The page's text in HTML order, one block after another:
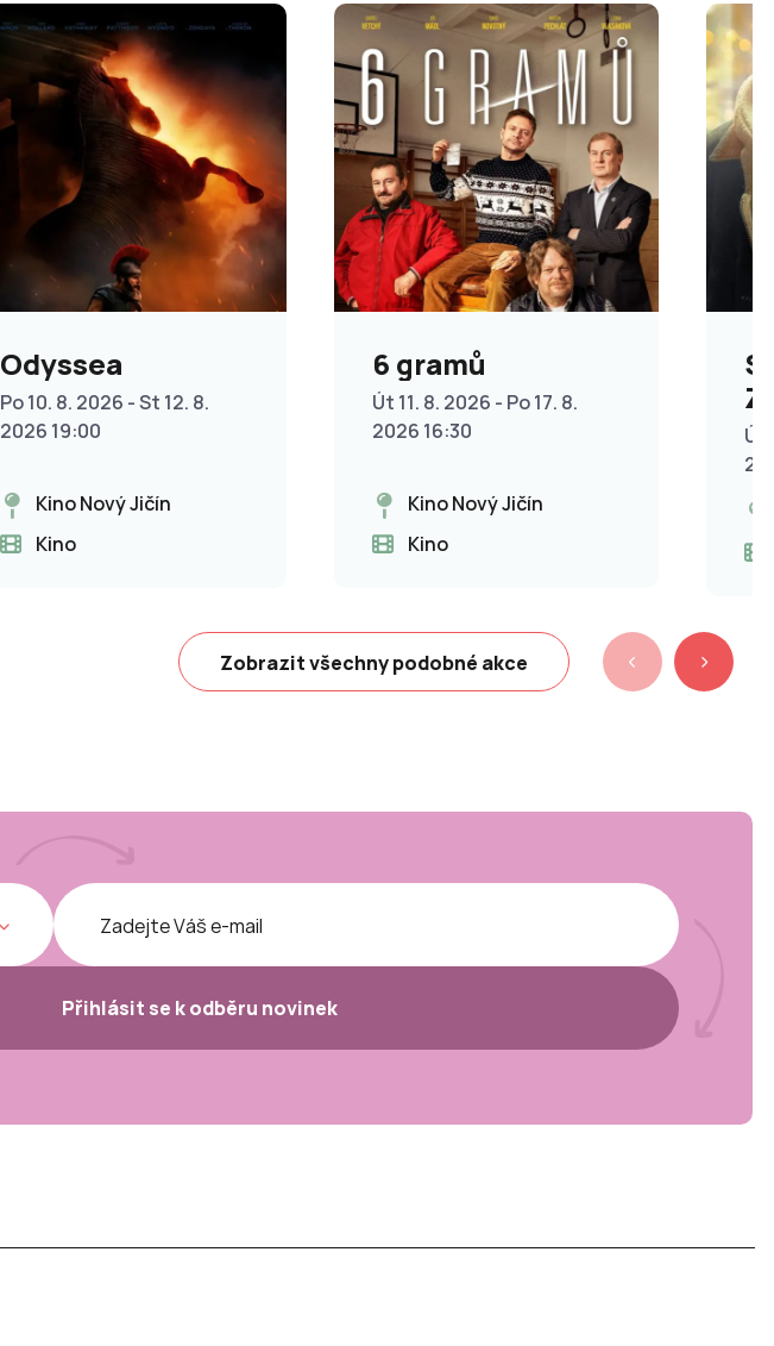
Odyssea
Po 10. 8. 2026 - St 12. 8.
2026 19:00
Kino Nový Jičín
Kino
6 gramů
Út 11. 8. 2026 - Po 17. 8.
2026 16:30
Kino Nový Jičín
Kino
Út
Zobrazit všechny podobné akce
Přihlásit se k odběru novinek